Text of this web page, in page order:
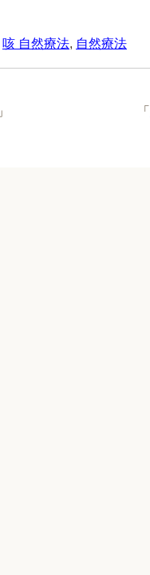
咳 自然療法, 自然療法
「
」